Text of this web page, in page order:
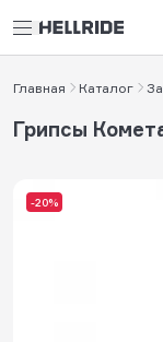
Главная Каталог
-20%
Грипсы